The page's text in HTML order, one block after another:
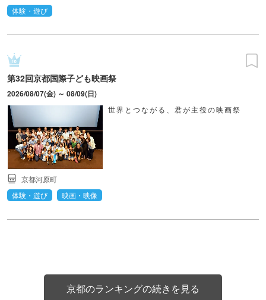
体験・遊び
第32回京都国際子ども映画祭
2026/08/07(金) ～ 08/09(日)
世界とつながる、君が主役の映画祭
京都河原町
体験・遊び
映画・映像
京都のランキングの続きを見る